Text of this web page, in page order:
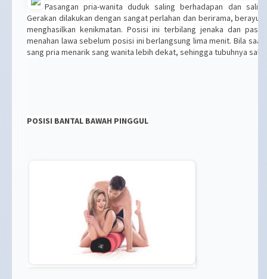
Pasangan pria-wanita duduk saling berhadapan dan
Gerakan dilakukan dengan sangat perlahan dan berirama,
menghasilkan kenikmatan. Posisi ini terbilang jenaka dan
menahan lawa sebelum posisi ini berlangsung lima menit. Bila
sang pria menarik sang wanita lebih dekat, sehingga tubuhnya
POSISI BANTAL BAWAH PINGGUL